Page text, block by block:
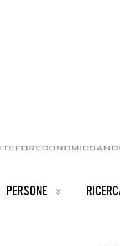
PERSONE